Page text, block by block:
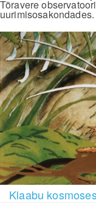
Tõravere
uurimisosakondades.
Klaabu